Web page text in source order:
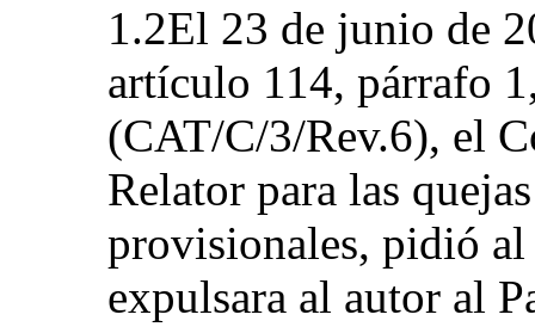
1.2El 23 de junio de
artículo 114, párrafo
(CAT/C/3/Rev.6), el
Relator para las
provisionales, pidió al
expulsara al autor al